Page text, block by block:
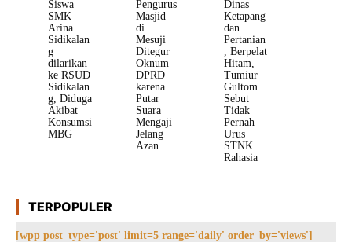
Siswa
SMK
Arina
Sidikalan
g
dilarikan
ke RSUD
Sidikalan
g, Diduga
Akibat
Konsumsi
MBG
Pengurus
Masjid
di
Mesuji
Ditegur
Oknum
DPRD
karena
Putar
Suara
Mengaji
Jelang
Azan
Dinas
Ketapang
dan
Pertanian
, Berpelat
Hitam,
Tumiur
Gultom
Sebut
Tidak
Pernah
Urus
STNK
Rahasia
TERPOPULER
[wpp post_type='post' limit=5 range='daily' order_by='views']